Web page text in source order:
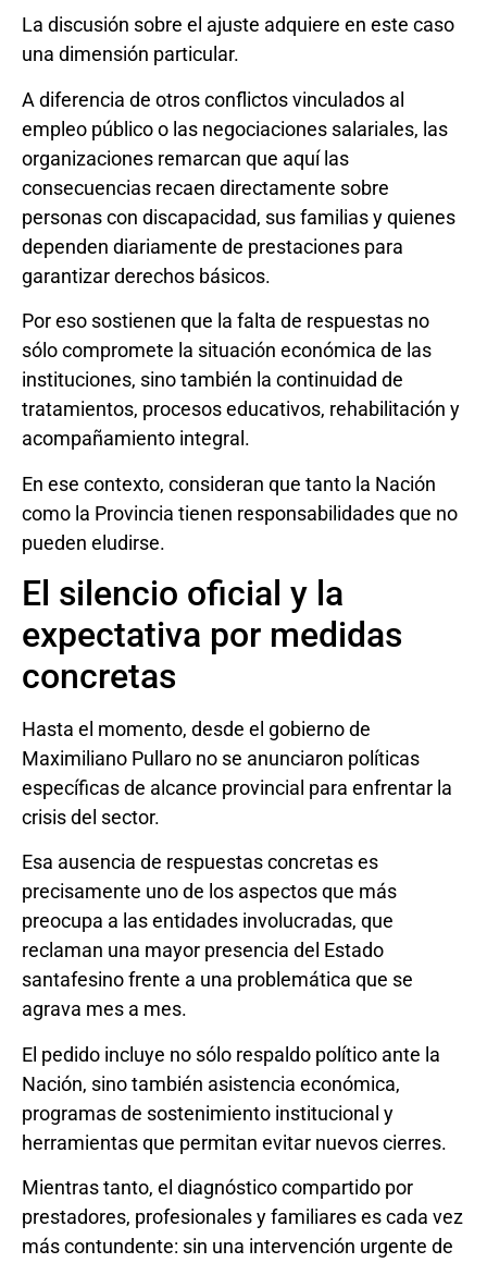
La discusión sobre el ajuste adquiere en este caso
una dimensión particular.
A diferencia de otros conflictos vinculados al
empleo público o las negociaciones salariales, las
organizaciones remarcan que aquí las
consecuencias recaen directamente sobre
personas con discapacidad, sus familias y quienes
dependen diariamente de prestaciones para
garantizar derechos básicos.
Por eso sostienen que la falta de respuestas no
sólo compromete la situación económica de las
instituciones, sino también la continuidad de
tratamientos, procesos educativos, rehabilitación y
acompañamiento integral.
En ese contexto, consideran que tanto la Nación
como la Provincia tienen responsabilidades que no
pueden eludirse.
El silencio oficial y la
expectativa por medidas
concretas
Hasta el momento, desde el gobierno de
Maximiliano Pullaro no se anunciaron políticas
específicas de alcance provincial para enfrentar la
crisis del sector.
Esa ausencia de respuestas concretas es
precisamente uno de los aspectos que más
preocupa a las entidades involucradas, que
reclaman una mayor presencia del Estado
santafesino frente a una problemática que se
agrava mes a mes.
El pedido incluye no sólo respaldo político ante la
Nación, sino también asistencia económica,
programas de sostenimiento institucional y
herramientas que permitan evitar nuevos cierres.
Mientras tanto, el diagnóstico compartido por
prestadores, profesionales y familiares es cada vez
más contundente: sin una intervención urgente de